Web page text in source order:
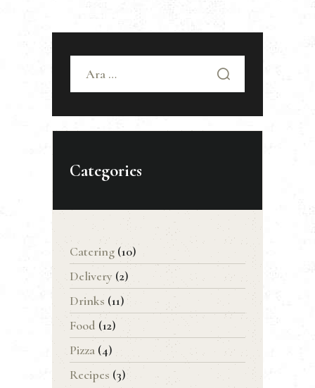
Categories
Catering (10)
Delivery (2)
Drinks (11)
Food (12)
Pizza (4)
Recipes (3)